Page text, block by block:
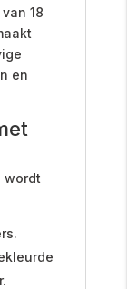
18
en
wordt